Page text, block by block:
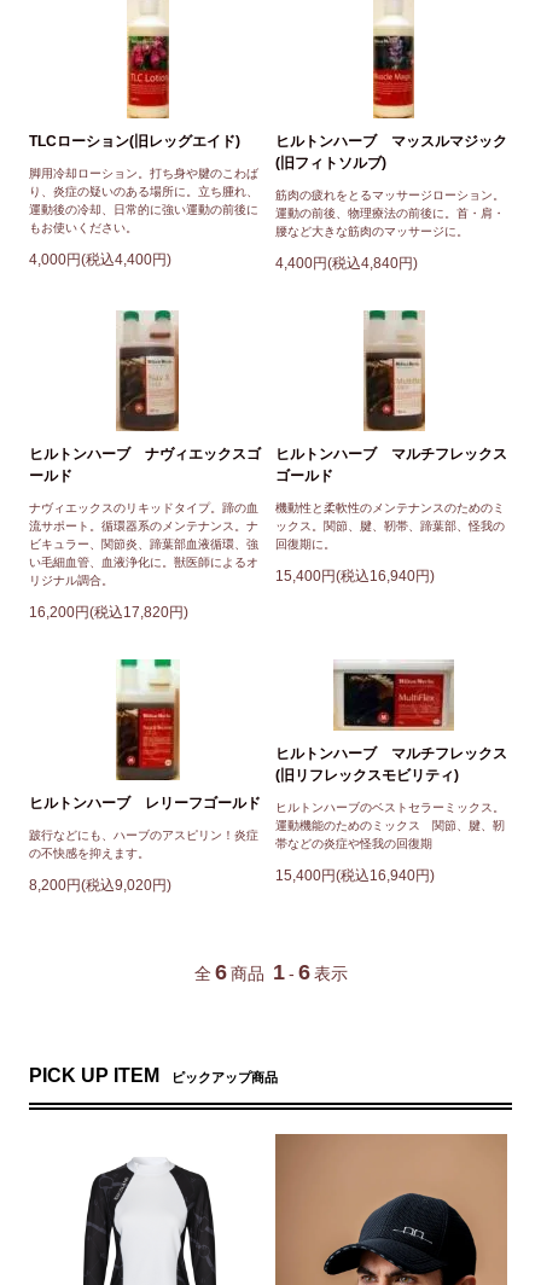
TLCローション(旧レッグエイド)
脚用冷却ローション。打ち身や腱のこわば
り、炎症の疑いのある場所に。立ち腫れ、
運動後の冷却、日常的に強い運動の前後に
もお使いください。
4,000円(税込4,400円)
ヒルトンハーブ マッスルマジック
(旧フィトソルブ)
筋肉の疲れをとるマッサージローション。
運動の前後、物理療法の前後に。首・肩・
腰など大きな筋肉のマッサージに。
4,400円(税込4,840円)
ヒルトンハーブ ナヴィエックスゴ
ールド
ナヴィエックスのリキッドタイプ。蹄の血
流サポート。循環器系のメンテナンス。ナ
ビキュラー、関節炎、蹄葉部血液循環、強
い毛細血管、血液浄化に。獣医師によるオ
リジナル調合。
16,200円(税込17,820円)
ヒルトンハーブ マルチフレックス
ゴールド
機動性と柔軟性のメンテナンスのためのミ
ックス。関節、腱、靭帯、蹄葉部、怪我の
回復期に。
15,400円(税込16,940円)
ヒルトンハーブ レリーフゴールド
跛行などにも、ハーブのアスピリン！炎症
の不快感を抑えます。
8,200円(税込9,020円)
ヒルトンハーブ マルチフレックス
(旧リフレックスモビリティ)
ヒルトンハーブのベストセラーミックス。
運動機能のためのミックス 関節、腱、靭
帯などの炎症や怪我の回復期
15,400円(税込16,940円)
全 6 商品 1 - 6 表示
PICK UP ITEM ピックアップ商品